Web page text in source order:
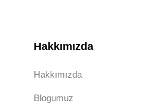
Hakkımızda
Hakkımızda
Blogumuz